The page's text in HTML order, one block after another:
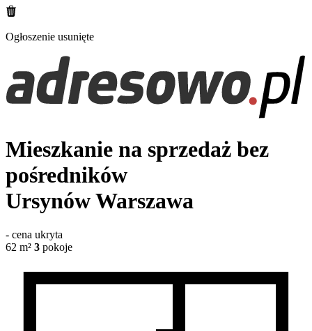
Ogłoszenie usunięte
Mieszkanie na sprzedaż bez
pośredników
UrsynówWarszawa
- cena ukryta
62 m² 3 pokoje